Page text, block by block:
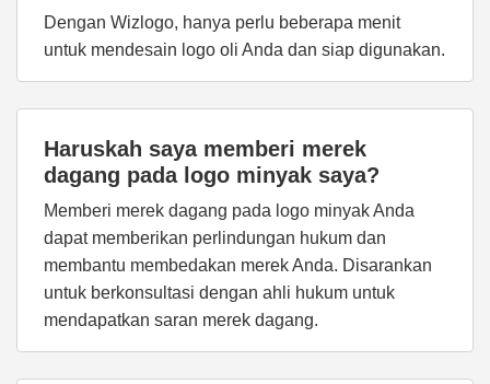
Dengan Wizlogo, hanya perlu beberapa menit
untuk mendesain logo oli Anda dan siap digunakan.
Haruskah saya memberi merek
dagang pada logo minyak saya?
Memberi merek dagang pada logo minyak Anda
dapat memberikan perlindungan hukum dan
membantu membedakan merek Anda. Disarankan
untuk berkonsultasi dengan ahli hukum untuk
mendapatkan saran merek dagang.